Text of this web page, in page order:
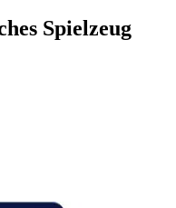
Spielzeug